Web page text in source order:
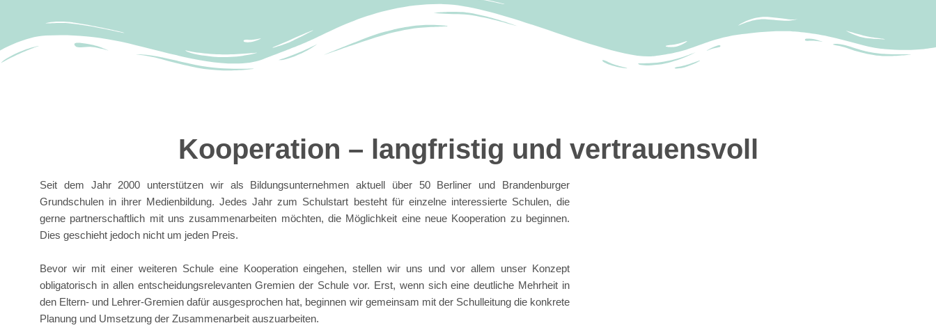
Kooperation – langfristig und vertrauensvoll
Seit dem Jahr 2000 unterstützen wir als Bildungsunternehmen aktuell über 50 Berliner und Brandenburger
Grundschulen in ihrer Medienbildung. Jedes Jahr zum Schulstart besteht für einzelne interessierte Schulen, die
gerne partnerschaftlich mit uns zusammenarbeiten möchten, die Möglichkeit eine neue Kooperation zu beginnen.
Dies geschieht jedoch nicht um jeden Preis.
Bevor wir mit einer weiteren Schule eine Kooperation eingehen, stellen wir uns und vor allem unser Konzept
obligatorisch in allen entscheidungsrelevanten Gremien der Schule vor. Erst, wenn sich eine deutliche Mehrheit in
den Eltern- und Lehrer-Gremien dafür ausgesprochen hat, beginnen wir gemeinsam mit der Schulleitung die konkrete
Planung und Umsetzung der Zusammenarbeit auszuarbeiten.